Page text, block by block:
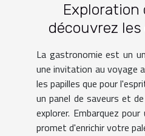
Exploration
découvrez
monde à
La gastronomie est un
une invitation au voyage
les papilles que pour
un panel de saveurs et
explorer. Embarquez
promet d'enrichir votre